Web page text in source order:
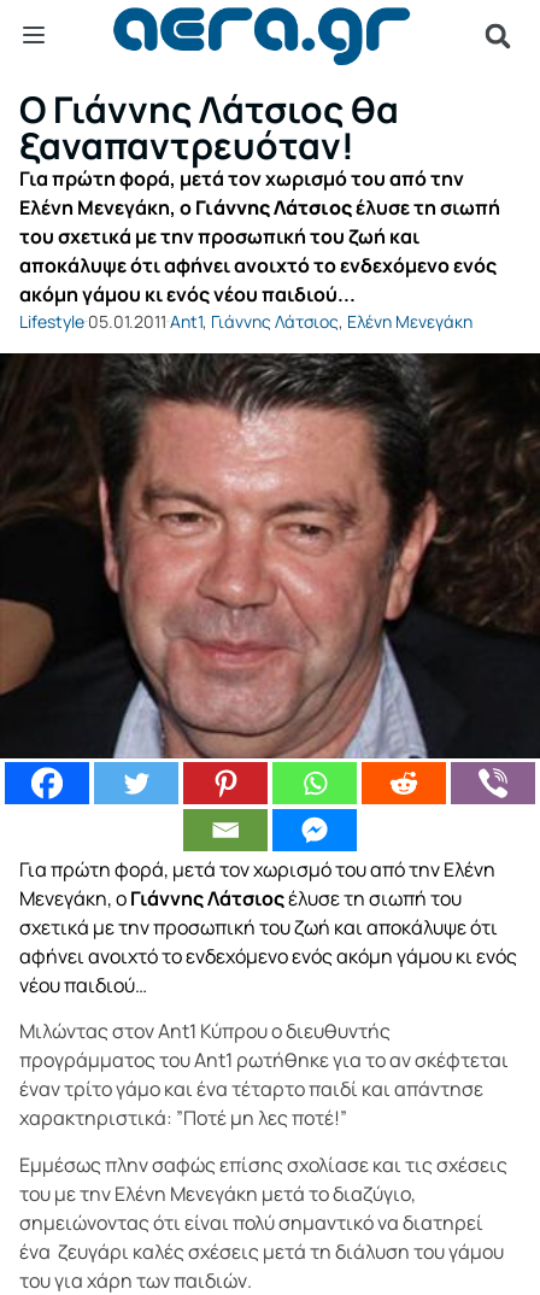
Ο Γιάννης Λάτσιος θα
ξαναπαντρευόταν!
Για πρώτη φορά, μετά τον χωρισμό του από την
Ελένη Μενεγάκη, οΓιάννης Λάτσιοςέλυσε τη σιωπή
του σχετικά με την προσωπική του ζωή και
αποκάλυψε ότι αφήνει ανοιχτό το ενδεχόμενο ενός
ακόμη γάμου κι ενός νέου παιδιού...
Lifestyle 05.01.2011 Ant1, Γιάννης Λάτσιος, Ελένη Μενεγάκη
Για πρώτη φορά, μετά τον χωρισμό του από την Ελένη
Μενεγάκη, οΓιάννης Λάτσιοςέλυσε τη σιωπή του
σχετικά με την προσωπική του ζωή και αποκάλυψε ότι
αφήνει ανοιχτό το ενδεχόμενο ενός ακόμη γάμου κι ενός
νέου παιδιού…
Μιλώντας στον Ant1 Κύπρου ο διευθυντής
προγράμματος του Ant1 ρωτήθηκε για το αν σκέφτεται
έναν τρίτο γάμο και ένα τέταρτο παιδί και απάντησε
χαρακτηριστικά: ”Ποτέ μη λες ποτέ!”
Εμμέσως πλην σαφώς επίσης σχολίασε και τις σχέσεις
του με την Ελένη Μενεγάκη μετά το διαζύγιο,
σημειώνοντας ότι είναι πολύ σημαντικό να διατηρεί
ένα ζευγάρι καλές σχέσεις μετά τη διάλυση του γάμου
του για χάρη των παιδιών.